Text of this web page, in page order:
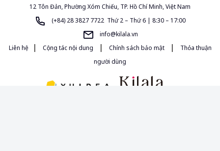
12 Tôn Đản, Phường Xóm Chiếu, TP. Hồ Chí Minh, Việt Nam
(+84) 28 3827 7722 Thứ 2 – Thứ 6 | 8:30 – 17:00
info@kilala.vn
Liên hệ
| Cộng tác nội dung | Chính sách bảo mật |
Thỏa thuận
người dùng